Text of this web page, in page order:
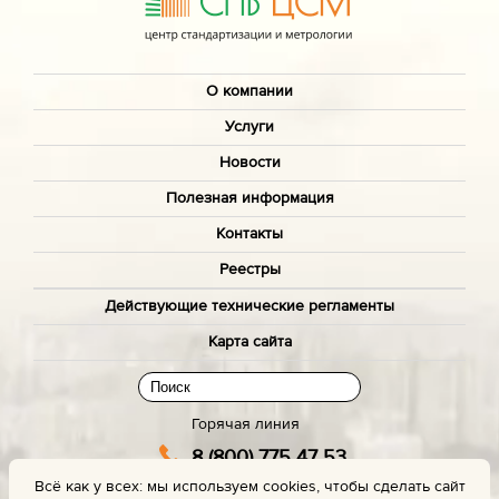
О компании
Услуги
Новости
Полезная информация
Контакты
Реестры
Действующие технические регламенты
Карта сайта
Горячая линия
8 (800) 775 47 53
(звонок бесплатный)
Всё как у всех: мы используем cookies, чтобы сделать сайт